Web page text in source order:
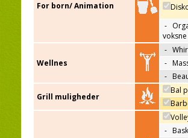
For born/ Animation
-
voksne
Wellnes
-
-
-
Grill muligheder
Bal
-